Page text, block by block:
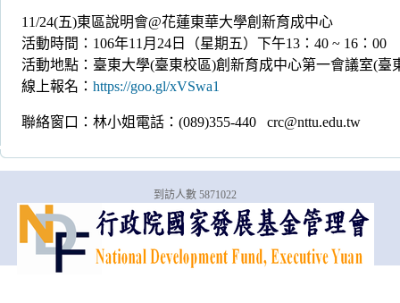
11/24(五)東區說明會@花蓮東華大學創新育成中心
活動時間：106年11月24日（星期五）下午13：40 ~ 16：00
活動地點：臺東大學(臺東校區)創新育成中心第一會議室(臺
線上報名： https://goo.gl/xVSwa1
聯絡窗口：林小姐電話：(089)355-440 crc@nttu.edu.tw
到訪人數 5871022